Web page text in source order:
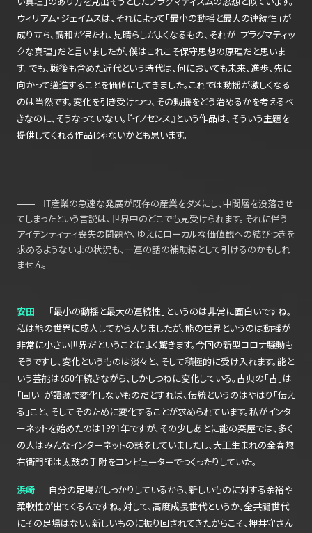
ウィリアム・ジェイムスは、それによって「最小の動揺と最大の連続性」が
成り立ち、調和が保たれ、見晴らしがよくなるもの、それが「プラグマティッ
クな真理」だと言いましたが、僕はこれこそ保守思想の原理だと思いま
す。でも、戦後も含めた近代という時代は、何においても未来、進歩、先に
向かって邁進することを価値にしてきました。これでは動揺が激しくなる
のは当然です。変化を引き受けつつ、その動揺をどう治めるかを考えるべ
きなのに、そうなっていない。『イノセンス』という作品は、そういう主題を
提供してくれる作品じゃないかとも思います。
IT産業の急速な発展が既存の産業をダメにし、中間層を没落させ
てしまったという言説は、世界中のどこでも見受けられます。それに伴う
アイデンティティ喪失の問題や、ゆえにローカルな価値観への結びつきを
求めるようないまの状況も、一連の話の補助線として引けるのかもしれ
ません。
安田
「最小の動揺と最大の連続性」というのは非常に面白いですね。
私は能の世界に成人してから入りましたが、能の世界というのは動揺が
非常に小さい世界だということによく驚きます。今回の新型コロナ騒動も
そうですし、変化というものは淡々と、そして積極的に受け入れます。能と
いう芸能は650年続きながら、しかしつねに変化している。古典の「古」は
「固い」が語源で変化しないものだとすれば、伝統というのはやはり「伝え
る」こと、そしてそのために変化することが求められています。私がインタ
ーネットを始めたのは1991年ですが、その少しあとに能の楽屋では、多く
の人はみんなインターネットの話をしていましたし、大正生まれの金春惣
右衛門師は太鼓の手附をコンピューターでつくったりしていた。
浜崎
自分の足場がしっかりしているから、新しいものに対する余裕や
柔軟性が出てくるんですね。対して、高度成長世代というか、全共闘世代
にその足場はない。新しいものに振り回されてきたからこそ、押井守さん